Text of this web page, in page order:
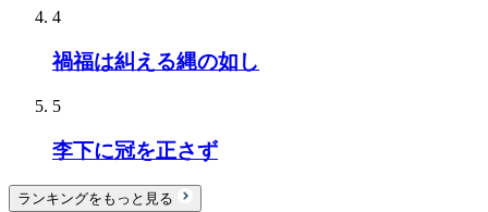
4
禍福は糾える縄の如し
5
李下に冠を正さず
ランキングをもっと見る